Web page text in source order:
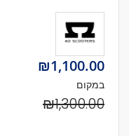
Special
Price
₪1,100.00
במקום
₪1,300.00